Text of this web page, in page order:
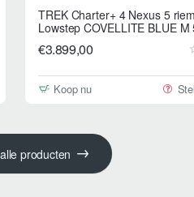
TREK Charter+ 4 Nexus 5
Lowstep COVELLITE BLUE M
€3.899,00
Koop nu
producten